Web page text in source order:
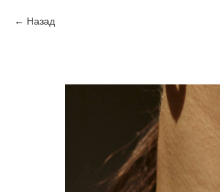
Назад